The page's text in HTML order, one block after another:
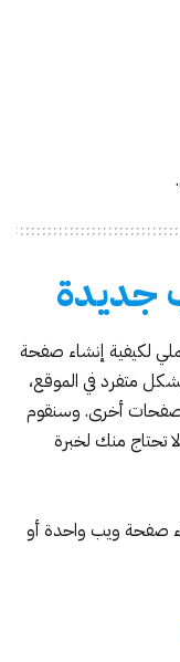
جديدة
لكيفية إنشاء صفحة
متفرد في الموقع،
صفحات أخرى. وسنقوم
منك لخبرة
صفحة ويب واحدة أو